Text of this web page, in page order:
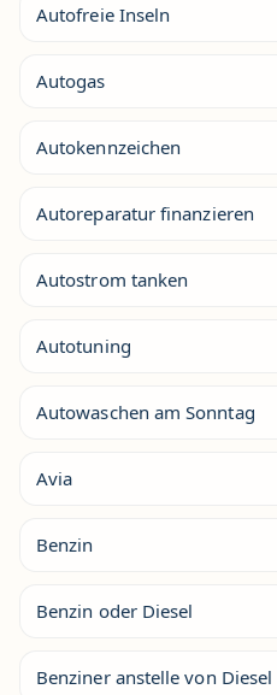
Autofreie Inseln
Autogas
Autokennzeichen
Autoreparatur finanzieren
Autostrom tanken
Autotuning
Autowaschen am Sonntag
Avia
Benzin
Benzin oder Diesel
Benziner anstelle von Diesel